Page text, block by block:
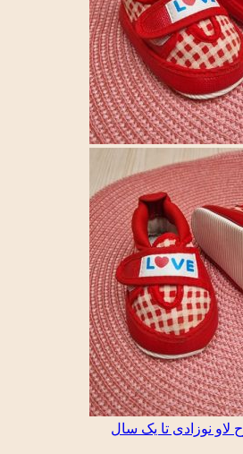
لاو نوزادی تا یک سال